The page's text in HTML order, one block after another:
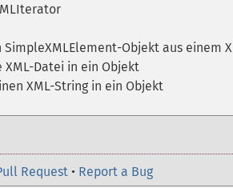
Objekt aus einem
Datei in ein Objekt
XML-String in ein Objekt
Request • Report a Bug